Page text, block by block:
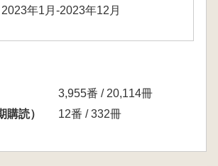
2023年1月-2023年12月
3,955番 / 20,114冊
購読）
12番 / 332冊